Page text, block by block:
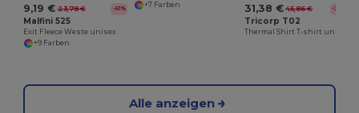
9,19 € 23,78 € -61%
Malfini 525
Exit Fleece Weste unisex
+9 Farben
+7 Farben
31,38 € 45,86 € -32%
Tricorp T02
Alle anzeigen